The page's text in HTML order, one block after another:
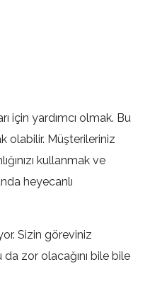
için yardımcı olmak. Bu
olabilir. Müşterileriniz
kullanmak ve
heyecanlı
Sizin göreviniz
zor olacağını bile bile